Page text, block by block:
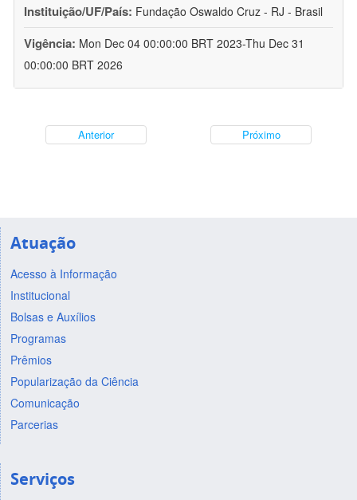
Instituição/UF/País: Fundação Oswaldo Cruz - RJ - Brasil
Vigência: Mon Dec 04 00:00:00 BRT 2023-Thu Dec 31
00:00:00 BRT 2026
Anterior Próximo
Atuação
Acesso à Informação
Institucional
Bolsas e Auxílios
Programas
Prêmios
Popularização da Ciência
Comunicação
Parcerias
Serviços